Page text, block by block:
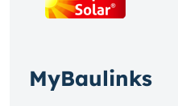
MyBaulinks